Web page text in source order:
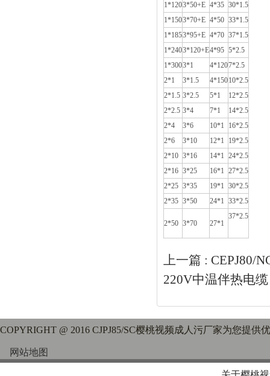
1*1203*50+E 4*35 30*1.5
1*1503*70+E 4*50 33*1.5
1*1853*95+E 4*70 37*1.5
1*2403*120+E4*95 5*2.5
1*3003*1 4*1207*2.5
2*1
3*1.5 4*15010*2.5
2*1.5 3*2.5 5*1
12*2.5
2*2.5 3*4 7*1
14*2.5
2*4
3*6 10*1
16*2.5
2*6
3*10 12*1
19*2.5
2*10 3*16 14*1 24*2.5
2*16 3*25 16*1 27*2.5
2*25 3*35 19*1 30*2.5
2*35 3*50 24*1 33*2.5
2*50 3*70 27*1
37*2.5
上一篇 : CEPJ80/
220V中温伴热电缆
COPYRIGHT @ 2016 CJPJ85/SC樱桃视频成人污厂家为您提供
网站地图